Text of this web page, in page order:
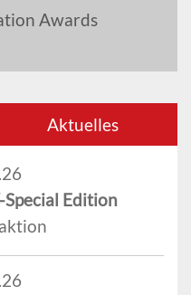
Awards
Aktuelles
Special Edition